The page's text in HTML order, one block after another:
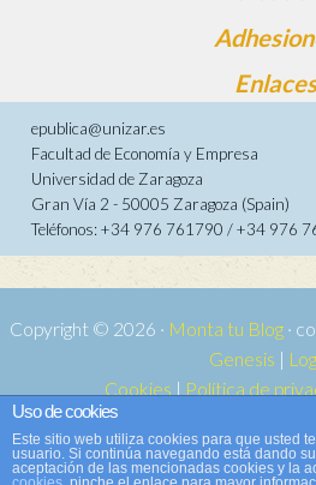
Enlaces
epublica@unizar.es
Facultad de Economía y Empresa
Universidad de Zaragoza
Gran Vía 2 - 50005 Zaragoza (Spain)
Teléfonos: +34 976 761790 / +34 976
Copyright © 2026 · Monta tu Blog·
Genesis |
Cookies | Política de
Copyright © 2026 ·
WordPress·
Uso de cookies
Este sitio web utiliza cookies para que usted
usuario. Si continúa navegando está dando
aceptación de las mencionadas cookies y la